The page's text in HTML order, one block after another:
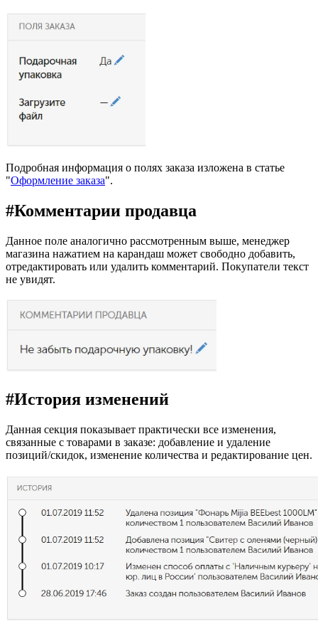
Подробная информация о полях заказа изложена в статье
"Оформление заказа".
#Комментарии продавца
Данное поле аналогично рассмотренным выше, менеджер
магазина нажатием на карандаш может свободно добавить,
отредактировать или удалить комментарий. Покупатели текст
не увидят.
#История изменений
Данная секция показывает практически все изменения,
связанные с товарами в заказе: добавление и удаление
позиций/скидок, изменение количества и редактирование цен.